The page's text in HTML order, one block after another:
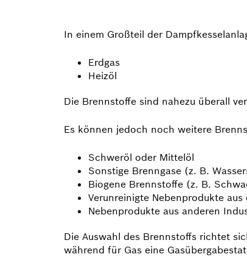
In einem Großteil der
Erdgas
Heizöl
Die Brennstoffe sind nahezu überall
Es können jedoch noch weitere
Schweröl oder Mittelöl
Sonstige Brenngase (z. B.
Biogene Brennstoffe (z. B.
Verunreinigte Nebenprodukte
Nebenprodukte aus anderen
Die Auswahl des Brennstoffs richtet
während für Gas eine